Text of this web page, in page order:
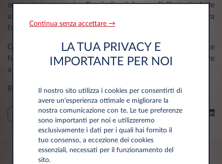
supporto necessario. Per i clienti Leasys l’offerta include
ulteriori servizi tra cui gli utilissimi Cerca farmaco e Trova
farmacie.
Gli utenti potranno, inoltre, avvalersi di un’altra importante
funzionalità: la storia clinica on line, che consente di avere
a portata di mano la propria storia sanitaria.
Roma, 7 dicembre 2023
Condividi su
Continua senza accettare →
LA TUA PRIVACY E
IMPORTANTE PER NOI
Il nostro sito utilizza i cookies per consentirti di
avere un'esperienza ottimale e migliorare la
nostra comunicazione con te. Le tue preferenze
sono importanti per noi e utilizzeremo
esclusivamente i dati per i quali hai fornito il
tuo consenso, a eccezione dei cookies
essenziali, necessati per il funzionamento del
sito.